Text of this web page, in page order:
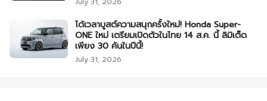
ได้เวลาบูสต์ความสนุกครั้งใหม่! Honda Super-
ONE ใหม่ เตรียมเปิดตัวในไทย 14 ส.ค. นี้ ลิมิเต็ด
เพียง 30 คันในปีนี้!
July 31, 2026